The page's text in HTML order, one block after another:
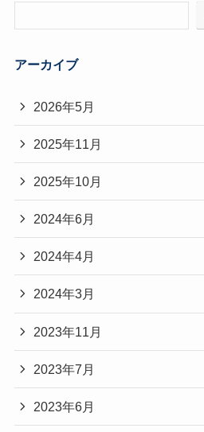
アーカイブ
2026年5月
2025年11月
2025年10月
2024年6月
2024年4月
2024年3月
2023年11月
2023年7月
2023年6月